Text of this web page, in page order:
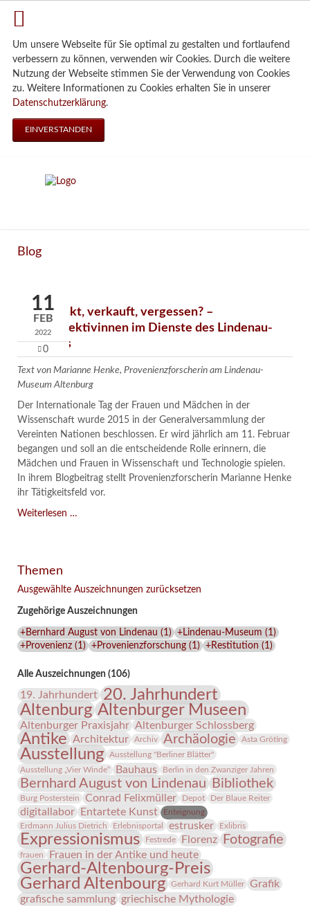
Um unsere Webseite für Sie optimal zu gestalten und fortlaufend
verbessern zu können, verwenden wir Cookies. Durch die weitere
Nutzung der Webseite stimmen Sie der Verwendung von Cookies
zu. Weitere Informationen zu Cookies erhalten Sie in unserer
Datenschutzerklärung.
EINVERSTANDEN
Blog
11
FEB
2022
0
Verschenkt, verkauft, vergessen? –
Kunstdetektivinnen im Dienste des Lindenau-
Museums
Text von Marianne Henke, Provenienzforscherin am Lindenau-
Museum Altenburg
Der Internationale Tag der Frauen und Mädchen in der
Wissenschaft wurde 2015 in der Generalversammlung der
Vereinten Nationen beschlossen. Er wird jährlich am 11. Februar
begangen und soll an die entscheidende Rolle erinnern, die
Mädchen und Frauen in Wissenschaft und Technologie spielen.
In ihrem Blogbeitrag stellt Provenienzforscherin Marianne Henke
ihr Tätigkeitsfeld vor.
Weiterlesen …
im
des
Lindenau-
Museums
Themen
Ausgewählte Auszeichnungen zurücksetzen
Zugehörige Auszeichnungen
+Bernhard August von Lindenau (1 ) +Lindenau-Museum (1 )
+Provenienz(1 ) +Provenienzforschung(1 ) +Restitution (1 )
Alle Auszeichnungen (106)
19. Jahrhundert 20. Jahrhundert
Altenburg Altenburger Museen
Altenburger Praxisjahr Altenburger Schlossberg
Antike Architektur Archiv Archäologie Asta Gröting
Ausstellung
Ausstellung "Berliner Blätter"
Ausstellung „Vier Winde“
Bauhaus Berlin in den Zwanziger Jahren
Bernhard August von Lindenau Bibliothek
Burg Posterstein Conrad Felixmüller Depot Der Blaue Reiter
digitallabor Entartete Kunst
Enteignung
Erdmann Julius Dietrich
Erlebnisportal estrusker Exlibris
Expressionismus Festrede Florenz Fotografie
frauen Frauen in der Antike und heute
Gerhard-Altenbourg-Preis
Gerhard Altenbourg
Gerhard Kurt Müller
Grafik
grafische sammlung griechische Mythologie